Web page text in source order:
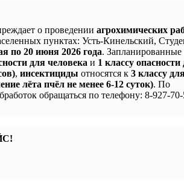
о проведении агрохимических
пунктах: Усть-Кинельский,
по 20 июня 2026 года. Запланированные
для человека и 1 классу опасности
, инсектициды относятся к 3 классу
лёта пчёл не менее 6-12 суток). По
обращаться по телефону: 8-927-